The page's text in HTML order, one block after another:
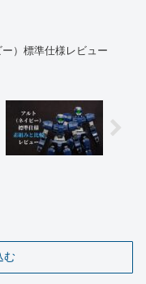
ー）標準仕様レビュー
む